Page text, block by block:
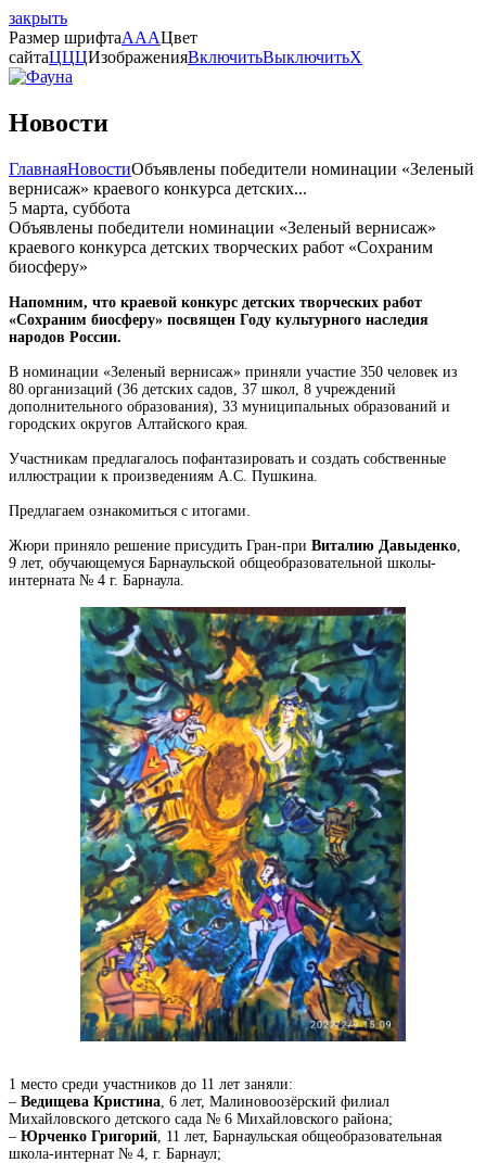
закрыть
Размер шрифтаAAAЦвет
сайтаЦЦЦИзображенияВключитьВыключитьX
Новости
ГлавнаяНовостиОбъявлены победители номинации «Зеленый
вернисаж» краевого конкурса детских...
5 марта, суббота
Объявлены победители номинации «Зеленый вернисаж»
краевого конкурса детских творческих работ «Сохраним
биосферу»
Напомним, что краевой конкурс детских творческих работ
«Сохраним биосферу» посвящен Году культурного наследия
народов России.
В номинации «Зеленый вернисаж» приняли участие 350 человек из
80 организаций (36 детских садов, 37 школ, 8 учреждений
дополнительного образования), 33 муниципальных образований и
городских округов Алтайского края.
Участникам предлагалось пофантазировать и создать собственные
иллюстрации к произведениям А.С. Пушкина.
Предлагаем ознакомиться с итогами.
Жюри приняло решение присудить Гран-при Виталию Давыденко
9 лет, обучающемуся Барнаульской общеобразовательной школы-
интерната № 4 г. Барнаула.
1 место среди участников до 11 лет заняли:
– Ведищева Кристина , 6 лет, Малиновоозёрский филиал
Михайловского детского сада № 6 Михайловского района;
– Юрченко Григорий , 11 лет, Барнаульская общеобразовательная
школа-интернат № 4, г. Барнаул;